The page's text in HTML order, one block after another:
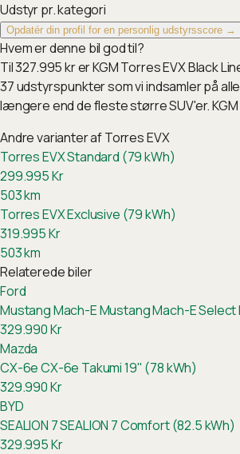
Udstyr pr. kategori
Opdatér din profil for en personlig udstyrsscore →
Hvem er denne bil god til?
Til 327.995 kr er KGM Torres EVX Black
37 udstyrspunkter som vi indsamler på
længere end de fleste større SUV'er.
Andre varianter afTorres EVX
Torres EVX Standard (79 kWh)
299.995Kr
503km
Torres EVX Exclusive (79 kWh)
319.995Kr
503km
Relaterede biler
Ford
Mustang Mach-EMustang Mach-E Select
329.990Kr
Mazda
CX-6eCX-6e Takumi 19" (78 kWh)
329.990Kr
BYD
SEALION 7SEALION 7 Comfort (82.5 kWh)
329.995Kr